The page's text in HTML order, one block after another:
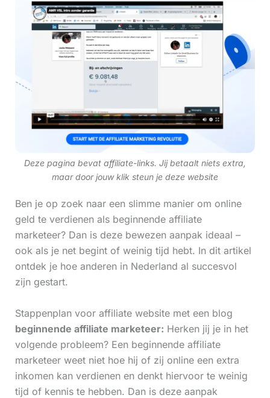
Deze pagina bevat affiliate-links. Jij betaalt niets extra,
maar door jouw klik steun je deze website
Ben je op zoek naar een slimme manier om online
geld te verdienen als beginnende affiliate
marketeer? Dan is deze bewezen aanpak ideaal –
ook als je net begint of weinig tijd hebt. In dit artikel
ontdek je hoe anderen in Nederland al succesvol
zijn gestart.
Stappenplan voor affiliate website met een blog
beginnende affiliate marketeer: Herken jij je in het
volgende probleem? Een beginnende affiliate
marketeer weet niet hoe hij of zij online een extra
inkomen kan verdienen en denkt hiervoor te weinig
tijd of kennis te hebben. Dan is deze aanpak